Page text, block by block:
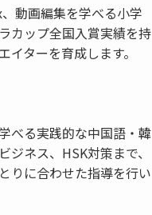
動画編集を学べる小学
カップ全国入賞実績を持
ターを育成します。
べる実践的な中国語・韓
ネス、HSK対策まで、
りに合わせた指導を行い